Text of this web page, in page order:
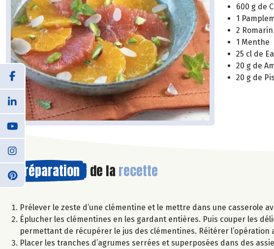
600 g de
1
2 Romarin
1 Menthe
25 cl de
20 g de
20 g de
Préparation de la recette
Prélever le zeste d’une clémentine et le mettre dans une casserole
Éplucher les clémentines en les gardant entières. Puis couper les
permettant de récupérer le jus des clémentines. Réitérer l’opération
Placer les tranches d’agrumes serrées et superposées dans des